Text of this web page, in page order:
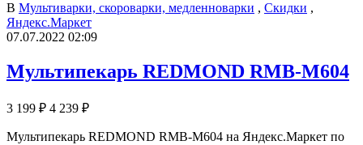
В Мультиварки, скороварки, медленноварки , Скидки ,
Яндекс.Маркет
07.07.2022 02:09
Мультипекарь REDMOND RMB-M604
3 199 ₽ 4 239 ₽
Мультипекарь REDMOND RMB-M604 на Яндекс.Маркет по